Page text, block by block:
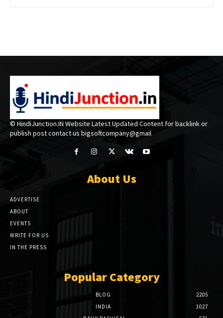
© HindiJunction.IN Website Latest Updated Content for backlink or
publish post contact us bigsoftcompany@gmail
About Us
ADVERTISE
ABOUT
EVENTS
WRITE FOR US
IN THE PRESS
Popular Category
BLOG
2205
INDIA
1027